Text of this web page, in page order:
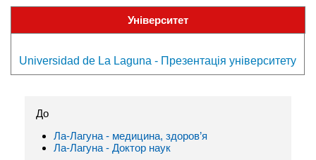
Університет
Universidad de La Laguna - Презентація університету
До
Ла-Лагуна - медицина, здоров’я
Ла-Лагуна - Доктор наук